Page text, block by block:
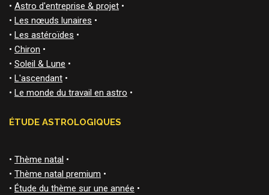
• Astro d'entreprise & projet •
• Les nœuds lunaires •
• Les astéroïdes •
• Chiron •
• Soleil & Lune •
• L'ascendant •
• Le monde du travail en astro •
ÉTUDE ASTROLOGIQUES
• Thème natal •
• Thème natal premium •
• Étude du thème sur une année •